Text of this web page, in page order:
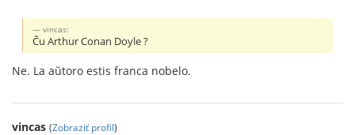
vincas:
Ĉu Arthur Conan Doyle ?
Ne. La aŭtoro estis franca nobelo.
vincas (Zobraziť profil)